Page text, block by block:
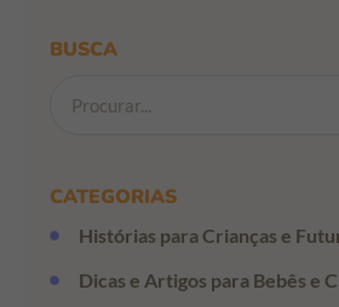
BUSCA
CATEGORIAS
Histórias para Crianças e
Dicas e Artigos para Bebês e